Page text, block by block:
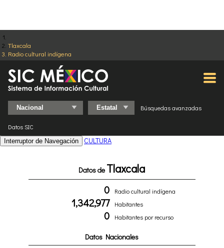
Tlaxcala
Radio cultural indígena
Búsquedas avanzadas
Datos SIC
Interruptor de Navegación CULTURA
Datos de Tlaxcala
0 Radio cultural indígena
1,342,977 Habitantes
0 Habitantes por recurso
Datos Nacionales